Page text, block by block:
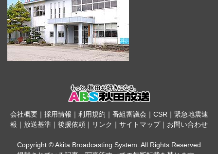
会社概要｜ 採用情報 ｜ 利用規約 ｜ 番組審議会 ｜ CSR｜ 緊急地震速
報 ｜ 放送基準 ｜ 後援依頼 ｜ リンク ｜ サイトマップ｜ お問い合わせ
Copyright © Akita Broadcasting System. All Rights Reserved